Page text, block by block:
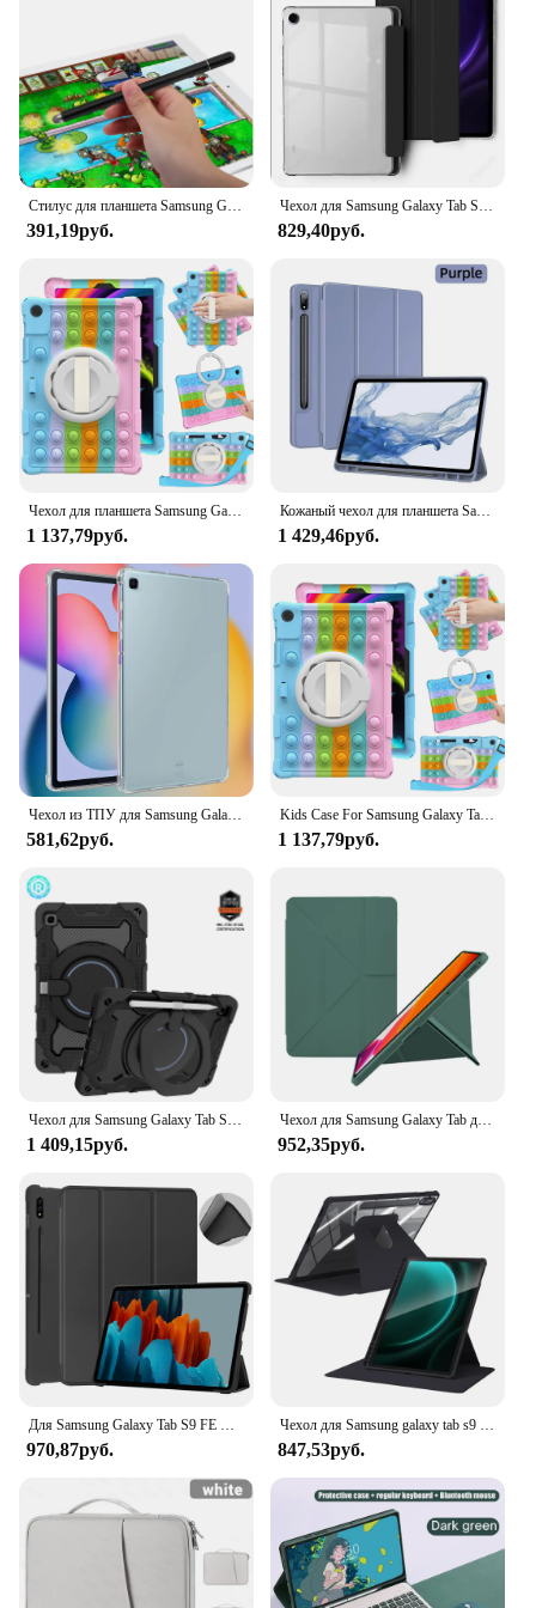
391,19руб. 829,40руб.
1 137,79руб.
Кожаный чехол для планшета Samsung Galaxy Tab A9 Plus S9FE 10,9 дюйма S8/S7 11 дюймов S7+/S8+ 12,4 дюйма S6 Lite 10,4 дюйма S8 S9 Ultra 14,6 дюйма
1 429,46руб.
Чехол из ТПУ для Samsung Galaxy Tab S6 Lite 10,4, S7 S8 S9 11 10,9 12,4, A8 10,5, A7 10,4, A9 8,7, A9 Plus 11, противоударный чехол
581,62руб.
Kids Case For Samsung Galaxy Tab A9 Plus A8 10.5 S6 Lite A7 10.4 S7 S8 S9 S9FE S5E S6 10.5 A7 Lite Fundas Tablet Cover Bubble
1 137,79руб.
Чехол для Samsung Galaxy Tab S6 Lite 10,4 дюйма 2024 P620 A7 Lite 8,7 дюйма 2021 A8 10,5 дюйма Чехол для планшета Tab A7 10,4 дюйма Tab A 8.0 2019
1 409,15руб.
Чехол для Samsung Galaxy Tab для Samsung Tab A8 10,5 S6 Lite 10,4 S7 S8 S9 11 Чехол для S7 Plus S7 FE S8 Plus S9 Plus 12,4 Чехол
952,35руб.
Для Samsung Galaxy Tab S9 FE Чехол 11 дюймов для S6 lite Tab A9 A8 S9 и Plus FE Smart Auto Sleep Wake Function Силиконовый чехол для планшета
970,87руб.
Чехол для Samsung galaxy tab s9 для S9 FE S6 Lite Tab A9 A8 S9 Plus FE S7 S8 Для S7 S8 Plus S7 FE 12,4in S7 S8 11in Acrylic Cover
847,53руб.